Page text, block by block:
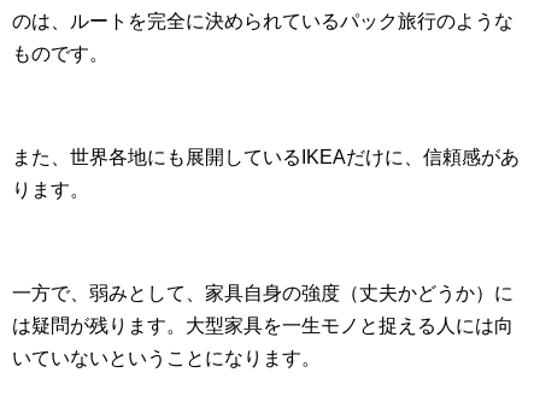
のは、ルートを完全に決められているパック旅行のような
ものです。
また、世界各地にも展開しているIKEAだけに、信頼感があ
ります。
一方で、弱みとして、家具自身の強度（丈夫かどうか）に
は疑問が残ります。大型家具を一生モノと捉える人には向
いていないということになります。